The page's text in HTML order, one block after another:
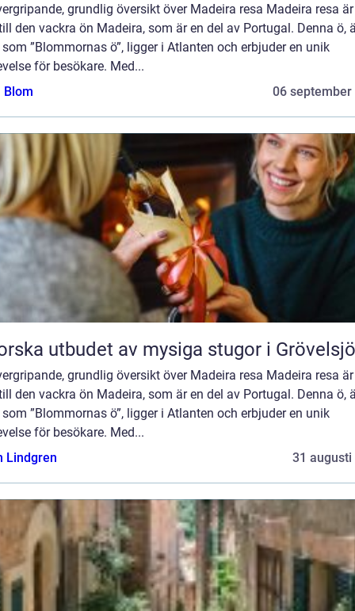
grundlig översikt över Madeira resa Madeira resa
den vackra ön Madeira, som är en del av Portugal. Denna ö,
”Blommornas ö”, ligger i Atlanten och erbjuder en unik
för besökare. Med...
Blom
06 september
utbudet av mysiga stugor i
grundlig översikt över Madeira resa Madeira resa
den vackra ön Madeira, som är en del av Portugal. Denna ö,
”Blommornas ö”, ligger i Atlanten och erbjuder en unik
för besökare. Med...
Lindgren
31 augusti